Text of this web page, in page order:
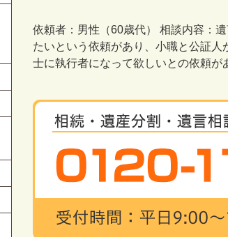
依頼者：男性（60歳代） 相談内容
たいという依頼があり、小職と公証
士に執行者になって欲しいとの依頼